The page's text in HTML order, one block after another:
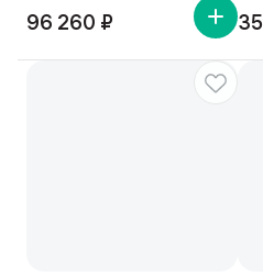
96 260 ₽